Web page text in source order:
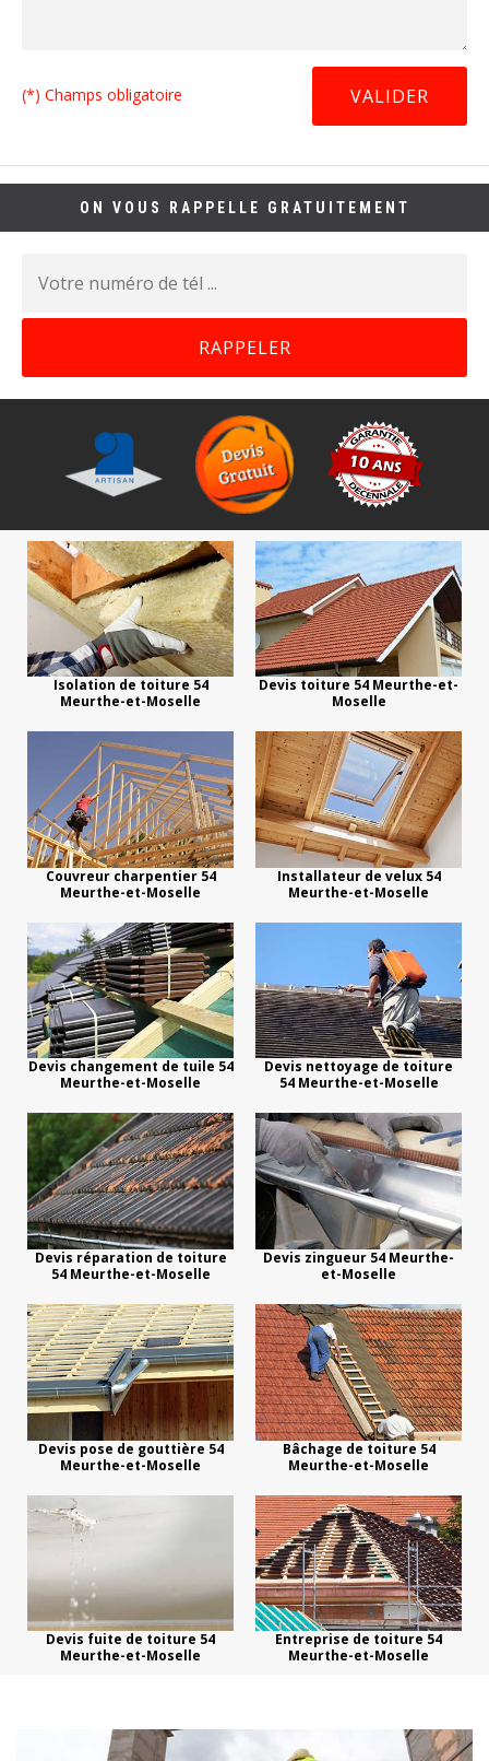
(*) Champs obligatoire
ON VOUS RAPPELLE GRATUITEMENT
Isolation de toiture 54
Meurthe-et-Moselle
Devis toiture 54 Meurthe-et-
Moselle
Couvreur charpentier 54
Meurthe-et-Moselle
Installateur de velux 54
Meurthe-et-Moselle
Devis changement de tuile 54
Meurthe-et-Moselle
Devis nettoyage de toiture
54 Meurthe-et-Moselle
Devis réparation de toiture
54 Meurthe-et-Moselle
Devis zingueur 54 Meurthe-
et-Moselle
Devis pose de gouttière 54
Meurthe-et-Moselle
Bâchage de toiture 54
Meurthe-et-Moselle
Devis fuite de toiture 54
Meurthe-et-Moselle
Entreprise de toiture 54
Meurthe-et-Moselle